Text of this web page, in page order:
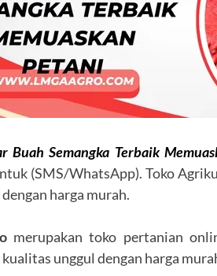
Buah Semangka Terbaik
(SMS/WhatsApp). Toko
harga murah.
merupakan toko pertanian
kualitas unggul dengan harga